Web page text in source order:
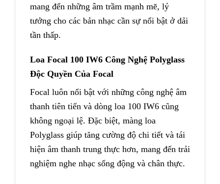
mang đến những âm trầm mạnh mẽ, lý
tưởng cho các bản nhạc cần sự nổi bật ở dải
tần thấp.
Loa Focal 100 IW6 Công Nghệ Polyglass
Độc Quyền Của Focal
Focal luôn nổi bật với những công nghệ âm
thanh tiên tiến và dòng loa 100 IW6 cũng
không ngoại lệ. Đặc biệt, màng loa
Polyglass giúp tăng cường độ chi tiết và tái
hiện âm thanh trung thực hơn, mang đến trải
nghiệm nghe nhạc sống động và chân thực.